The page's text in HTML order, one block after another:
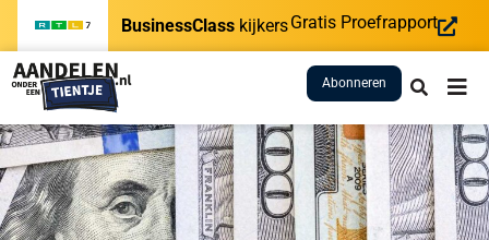
BusinessClass kijkersGratis Proefrapport
Abonneren